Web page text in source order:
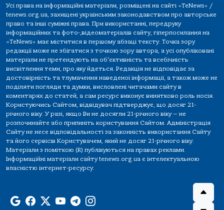
Усі права на інформаційні матеріали, розміщені на сайті «TeNews» /
tenews.org.ua, захищені українським законодавством про авторське
право та інші суміжні права. При використанні, передруку
інформаційних та фото-,відеоматеріалів сайту, гіперпосилання на
«TeNews» має міститися в першому абзаці тексту. Точка зору
редакції може не збігатися з точкою зору автора, а усі опубліковані
матеріали не претендують на об'єктивність та всебічність
висвітлення теми, про яку йдеться. Редакція не відповідає за
достовірність та тлумачення наведеної інформації, а також може не
поділяти погляди та думки, висловлені читачами сайту в
коментарях до статей, а сам ресурс виконує винятково роль носія.
Користуючись Сайтом, відвідувач підтверджує, що досяг 21-
річного віку. У разі, якщо Ви не досягли 21-річного віку — не
розпочинайте або припиніть користування Сайтом. Адміністрація
Сайту не несе відповідальності за законність використання Сайту
та його сервісів Користувачем, який не досяг 21-річного віку.
Матеріали з поміткою (R) публікуються на правах реклами.
Інформаційні матеріали сайту tenews.org.ua є інтелектуальною
власністю інтернет-ресурсу.